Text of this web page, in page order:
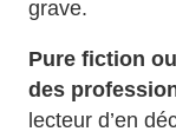
grave.
Pure fiction
des
lecteur d’en